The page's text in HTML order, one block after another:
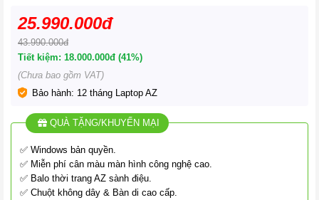
25.990.000đ
43.990.000đ
Tiết kiệm: 18.000.000đ (41%)
(Chưa bao gồm VAT)
Bảo hành: 12 tháng Laptop AZ
QUÀ TẶNG/KHUYẾN MẠI
✅ Windows bản quyền.
✅ Miễn phí cân màu màn hình công nghệ cao.
✅ Balo thời trang AZ sành điệu.
✅ Chuột không dây & Bàn di cao cấp.